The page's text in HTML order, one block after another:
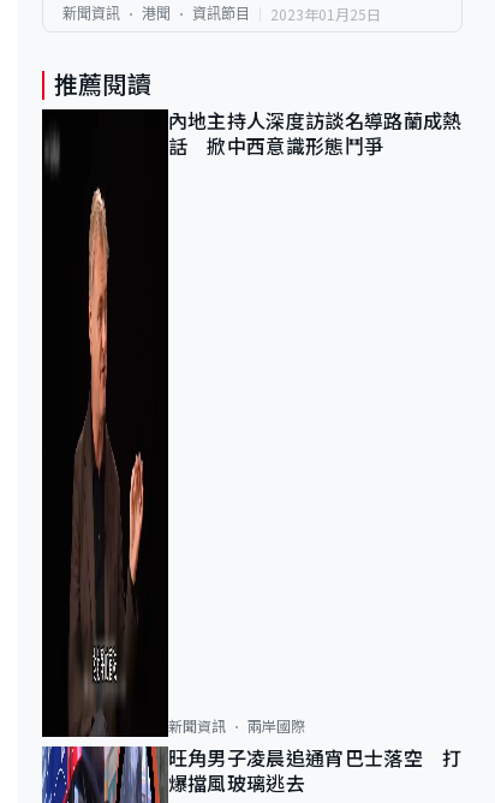
新聞資訊 港聞 資訊節目 2023年01月25日
推薦閱讀
內地主持人深度訪談名導路蘭成熱
話 掀中西意識形態鬥爭
新聞資訊 兩岸國際
旺角男子凌晨追通宵巴士落空 打
爆擋風玻璃逃去